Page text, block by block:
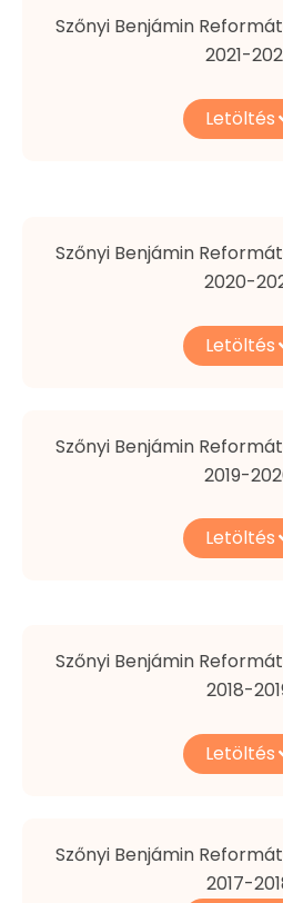
Szőnyi Benjámin
2021-
Letöltés
Szőnyi Benjámin
2020-
Letöltés
Szőnyi Benjámin
2019-
Letöltés
Szőnyi Benjámin
2018-
Letöltés
Szőnyi Benjámin
2017-